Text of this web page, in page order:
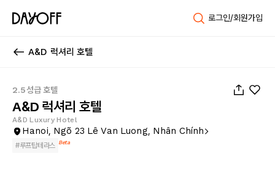
로그인/회원가입
A&D 럭셔리 호텔
2.5성급 호텔
A&D 럭셔리 호텔
A&D Luxury Hotel
Hanoi, Ngõ 23 Lê Van Luong, Nhân Chính
#루프탑테라스 Beta